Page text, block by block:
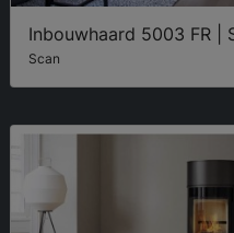
Inbouwhaard 5003 FR |
Scan